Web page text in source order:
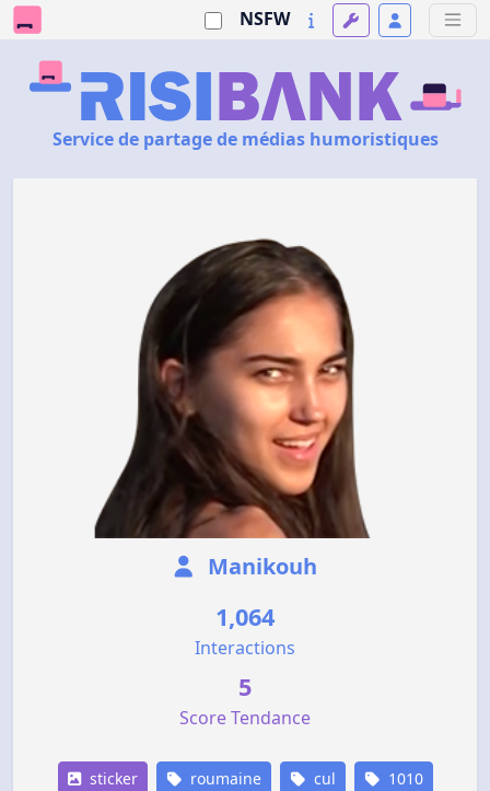
NSFW
Service de partage de médias humoristiques
Manikouh
1,064
Interactions
5
Score Tendance
sticker roumaine cul 1010